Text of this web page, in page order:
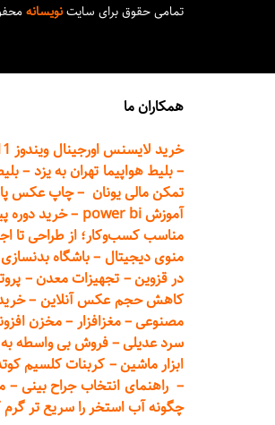
تمامی حقوق برای سایتنویسانه
همکاران ما
خرید لایسنس اورجینال ویندوز 11، آفیس 365
–بلیط هواپیما تهرانبه یزد –
تمکن مالی یونان –چاپ عکس پ
آموزش power bi
–خرید دوره
مناسب کسب‌وکار؛ از طراحی تا
منوی دیجیتال –باشگاه
در قزوین– تجهیزات معدن–
کاهش حجم عکس آنلاین –
مصنوعی–مغزافزار –مخزن
سرد عدیلی–فروش بی واسطه
ابزار ماشین– کربنات کلسیم کوتد
–راهنمای انتخاب جراح بینی –
چگونه آب استخر را سریع تر گرم